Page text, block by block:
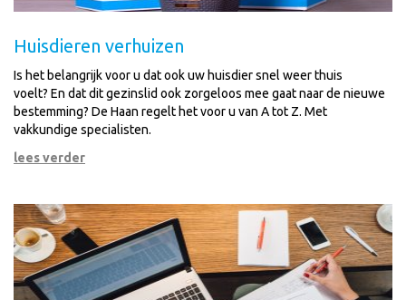
Huisdieren verhuizen
Is het belangrijk voor u dat ook uw huisdier snel weer thuis
voelt? En dat dit gezinslid ook zorgeloos mee gaat naar de nieuwe
bestemming? De Haan regelt het voor u van A tot Z. Met
vakkundige specialisten.
lees verder